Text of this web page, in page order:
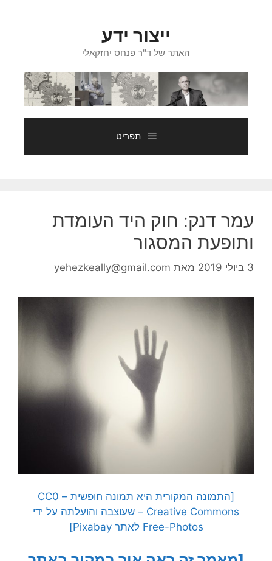
ייצור ידע
האתר של ד"ר פנחס יחזקאלי
תפריט
עמר דנק: חוק היד העומדת
ותופעת המסגור
3 ביולי 2019 מאת yehezkeally@gmail.com
[התמונה המקורית היא תמונה חופשית – CC0
Creative Commons – שעוצבה והועלתה על ידי
Free-Photos לאתר Pixabay]